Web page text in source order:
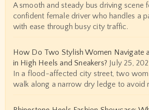
A smooth and steady bus driving scene
confident female driver who handles a
with ease through busy city traffic.
How Do Two Stylish Women Navigate
in High Heels and Sneakers? July 25,
In a flood-affected city street, two
walk along a narrow dry ledge to avoid